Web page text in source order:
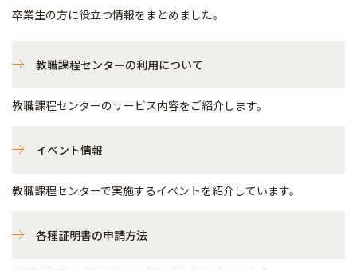
卒業生の方に役立つ情報をまとめました。
教職課程センターの利用について
教職課程センターのサービス内容をご紹介します。
イベント情報
教職課程センターで実施するイベントを紹介しています。
各種証明書の申請方法